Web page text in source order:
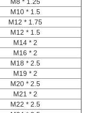
M10 * 1.5
M12 * 1.75
M12 * 1.5
M14 * 2
M16 * 2
M18 * 2.5
M19 * 2
M20 * 2.5
M21 * 2
M22 * 2.5